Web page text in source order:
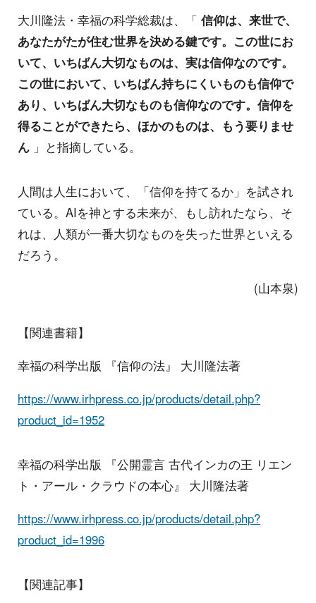
大川隆法・幸福の科学総裁は、「 信仰は、来世で、
あなたがたが住む世界を決める鍵です。この世にお
いて、いちばん大切なものは、実は信仰なのです。
この世において、いちばん持ちにくいものも信仰で
あり、いちばん大切なものも信仰なのです。信仰を
得ることができたら、ほかのものは、もう要りませ
ん 」と指摘している。
人間は人生において、「信仰を持てるか」を試され
ている。AIを神とする未来が、もし訪れたなら、そ
れは、人類が一番大切なものを失った世界といえる
だろう。
(山本泉)
【関連書籍】
幸福の科学出版 『信仰の法』 大川隆法著
https://www.irhpress.co.jp/products/detail.php?
product_id=1952
幸福の科学出版 『公開霊言 古代インカの王 リエン
ト・アール・クラウドの本心』 大川隆法著
https://www.irhpress.co.jp/products/detail.php?
product_id=1996
【関連記事】